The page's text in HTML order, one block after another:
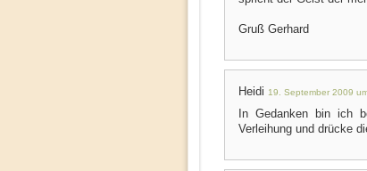
Gruß Gerhard
Heidi 19. September 2009
In Gedanken bin ich
Verleihung und drücke